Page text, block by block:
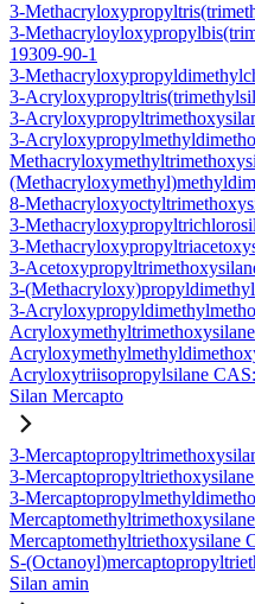
3-
3-
19309-90-1
3-
3-
3-
3-
8-
3-
3-
3-
3-
3-
Acryloxytriisopropylsilane
Silan Mercapto
3-
3-
3-
Mercaptomethyltriethoxysilane
S-
Silan amin